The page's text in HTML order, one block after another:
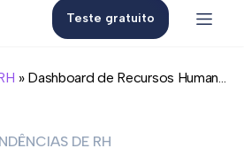
Teste gratuito
» Dashboard de Recursos Human...
DE RH